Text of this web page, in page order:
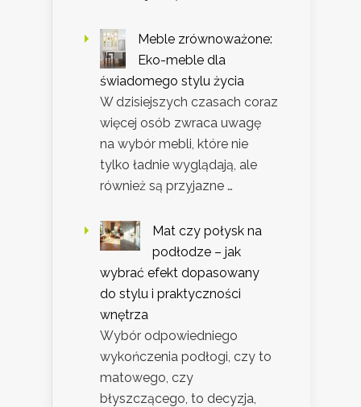
Meble zrównoważone:
Eko-meble dla
świadomego stylu życia
W dzisiejszych czasach coraz
więcej osób zwraca uwagę
na wybór mebli, które nie
tylko ładnie wyglądają, ale
również są przyjazne …
Mat czy połysk na
podłodze – jak
wybrać efekt dopasowany
do stylu i praktyczności
wnętrza
Wybór odpowiedniego
wykończenia podłogi, czy to
matowego, czy
błyszczącego, to decyzja,